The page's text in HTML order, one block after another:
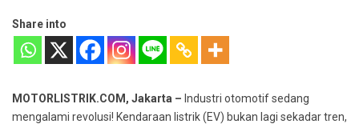
Share into
MOTORLISTRIK.COM, Jakarta – Industri otomotif sedang
mengalami revolusi! Kendaraan listrik (EV) bukan lagi sekadar tren,